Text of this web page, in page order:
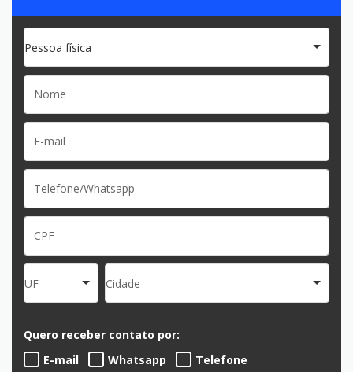
Pessoa física
UF Cidade
Quero receber contato por:
E-mail
Whatsapp Telefone